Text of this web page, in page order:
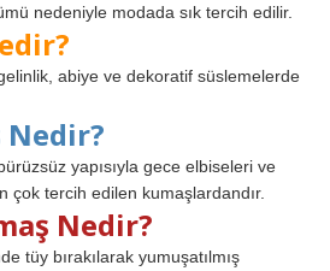
nedeniyle modada sık tercih edilir.
abiye ve dekoratif süslemelerde
Nedir?
yapısıyla gece elbiseleri ve
çok tercih edilen kumaşlardandır.
Nedir?
tüy bırakılarak yumuşatılmış